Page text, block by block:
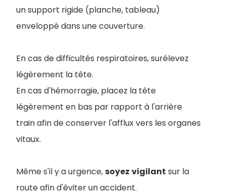
un support rigide (planche, tableau)
enveloppé dans une couverture.
En cas de difficultés respiratoires, surélevez
légèrement la tête.
En cas d'hémorragie, placez la tête
légèrement en bas par rapport à l'arrière
train afin de conserver l'afflux vers les organes
vitaux.
Même s'il y a urgence,soyez vigilant sur la
route afin d'éviter un accident.